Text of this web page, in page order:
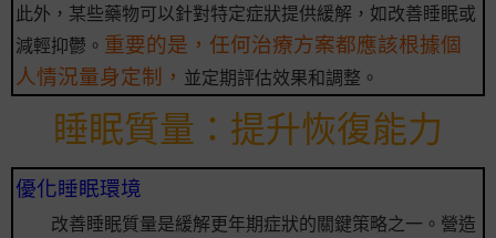
此外，某些藥物可以針對特定症狀提供緩解，如改善睡眠或
減輕抑鬱。 重要的是，任何治療方案都應該根據個
人情況量身定制， 並定期評估效果和調整。
睡眠質量：提升恢復能力
優化睡眠環境
改善睡眠質量是緩解更年期症狀的關鍵策略之一。營造